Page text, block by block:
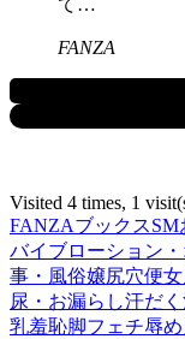
て…
FANZA
Visited 4 times, 1
FANZAブックスSM
バイブローション
事・風俗嬢尻穴便女
尿・お漏らし汗だく
乳羞恥脚フェチ辱め